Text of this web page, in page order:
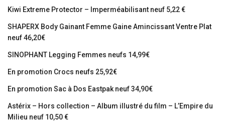
Kiwi Extreme Protector – Imperméabilisant neuf 5,22 €
SHAPERX Body Gainant Femme Gaine Amincissant Ventre Plat
neuf 46,20€
SINOPHANT Legging Femmes neufs 14,99€
En promotion Crocs neufs 25,92€
En promotion Sac à Dos Eastpak neuf 34,90€
Astérix – Hors collection – Album illustré du film – L’Empire du
Milieu neuf 10,50 €